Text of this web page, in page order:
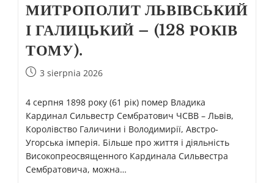
МИТРОПОЛИТ ЛЬВІВСЬКИЙ
І ГАЛИЦЬКИЙ – (128 РОКІВ
ТОМУ).
3 sierpnia 2026
4 серпня 1898 року (61 рік) помер Владика
Кардинал Сильвестр Сембратович ЧСВВ – Львів,
Королівство Галичини і Володимирії, Австро-
Угорська імперія. Більше про життя і діяльність
Високопреосвященного Кардинала Сильвестра
Сембратовича, можна…